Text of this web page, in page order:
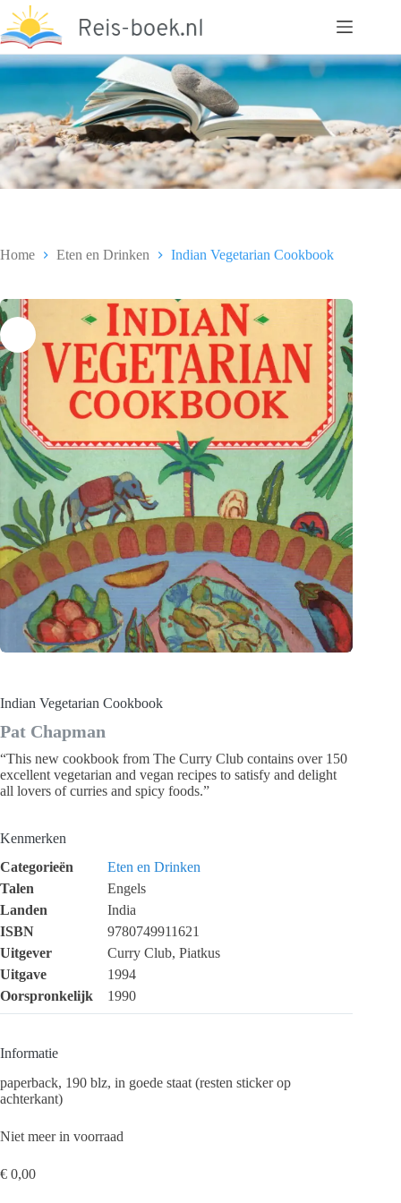
naar
de
inhoud
Home Eten en Drinken Indian Vegetarian Cookbook
Indian Vegetarian Cookbook
Pat Chapman
“This new cookbook from The Curry Club contains over 150
excellent vegetarian and vegan recipes to satisfy and delight
all lovers of curries and spicy foods.”
Kenmerken
Categorieën
Eten en Drinken
Talen
Engels
Landen
India
ISBN
9780749911621
Uitgever
Curry Club, Piatkus
Uitgave
1994
Oorspronkelijk
1990
Informatie
paperback, 190 blz, in goede staat (resten sticker op
achterkant)
Niet meer in voorraad
€ 0,00